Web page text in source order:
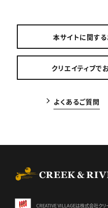
本サイトに関す
クリエイティブで
よくあるご質問
CREATIVE VILLAGEは株式会社ク